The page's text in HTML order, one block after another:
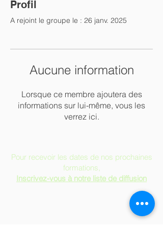
Profil
A rejoint le groupe le : 26 janv. 2025
Aucune information
Lorsque ce membre ajoutera des
informations sur lui-même, vous les
verrez ici.
Pour recevoir les dates de nos prochaines
formations,
Inscrivez-vous à notre liste de diffusion
Soirées & séances d'Information